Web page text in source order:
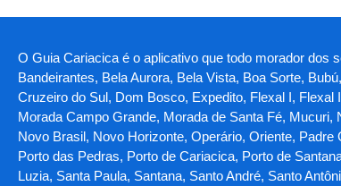
O Guia Cariacica é o aplicativo que todo morador dos
Bandeirantes, Bela Aurora, Bela Vista, Boa Sorte,
Cruzeiro do Sul, Dom Bosco, Expedito, Flexal I,
Morada Campo Grande, Morada de Santa Fé,
Novo Brasil, Novo Horizonte, Operário, Oriente,
Porto das Pedras, Porto de Cariacica, Porto de
Luzia, Santa Paula, Santana, Santo André, Santo